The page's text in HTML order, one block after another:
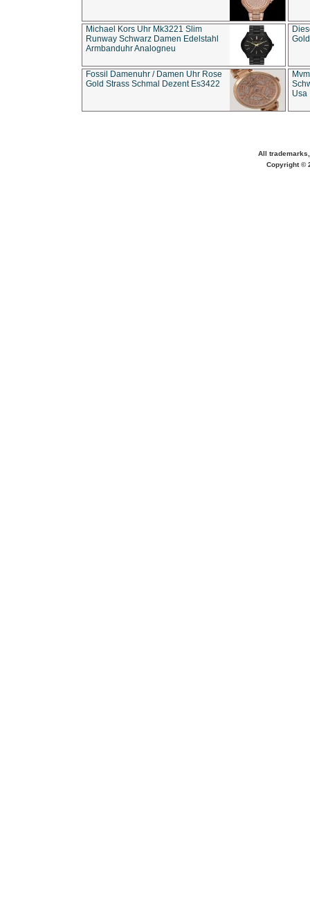
Michael Kors Uhr Mk3221 Slim
Runway Schwarz Damen Edelstahl
Armbanduhr Analogneu
Fossil Damenuhr / Damen Uhr Rose
Gold Strass Schmal Dezent Es3422
Usa
All
Copyright ©